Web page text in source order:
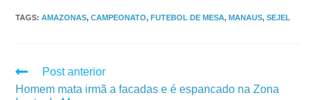
TAGS:AMAZONAS, CAMPEONATO, FUTEBOL DE MESA, MANAUS, SEJEL
Post anterior
Homem mata irmã a facadas e é espancado na Zona